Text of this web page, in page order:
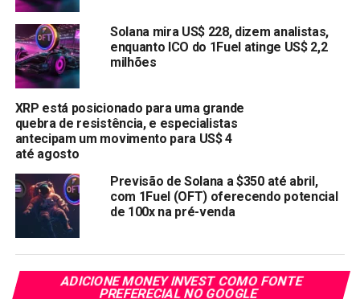
transação lentos e ameaças à segurança em blockchains.
Ela foi projetada para processar pagamentos rapidamente,
mantendo a segurança. A tecnologia por trás da Kaspa é
robusta e atrai aqueles que buscam avanços tecnológicos
em criptomoedas.
Apesar disso, Kaspa não gerou o entusiasmo necessário
para crescer. Seu preço flutuou, mas não gerou lucros
significativos. A maioria dos investidores atualmente a vê
como uma moeda de nicho que pode não atrair adoção em
larga escala.
O exemplo da Kaspa demonstra que boa tecnologia por si
só não é suficiente para ter sucesso. As criptomoedas
precisam atrair atenção e se conectar com um público
maior. Atualmente, KAS está sendo negociada a $0,128,
Solana mira US$ 228, dizem analistas,
enquanto ICO do 1Fuel atinge US$ 2,2
milhões
XRP está posicionado para uma grande
quebra de resistência, e especialistas
antecipam um movimento para US$ 4
até agosto
Previsão de Solana a $350 até abril,
com 1Fuel (OFT) oferecendo potencial
de 100x na pré-venda
ADICIONE MONEY INVEST COMO FONTE
PREFERECIAL NO GOOGLE